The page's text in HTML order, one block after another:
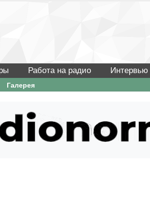
Работа на радио Интервью
Галерея